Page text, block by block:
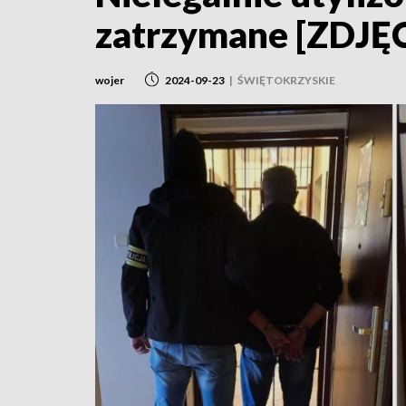
zatrzymane
wojer 2024-09-23 | ŚWIĘTOKRZYSKIE